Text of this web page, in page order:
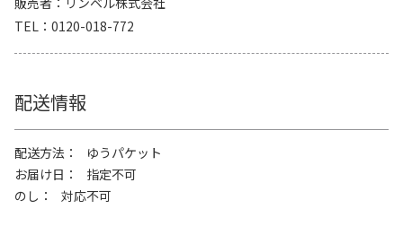
TEL
0120-018-772
配送情報
配送方法
ゆうパケット
お届け日
指定不可
のし
対応不可